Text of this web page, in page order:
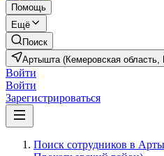
Помощь
Ещё
Поиск
Артышта (Кемеровская область,
Войти
Войти
Зарегистрироваться
Поиск сотрудников в